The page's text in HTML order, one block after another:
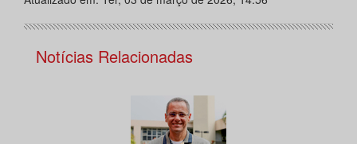
Notícias Relacionadas